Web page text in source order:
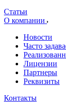
Статьи
О компании
Новости
Часто
Лицензии
Партнеры
Реквизиты
Контакты